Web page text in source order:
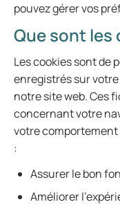
pouvez gérer vos
Que sont les
Les cookies sont de
enregistrés sur
notre site web. Ces
concernant votre
votre comportement
:
Assurer le bon
Améliorer